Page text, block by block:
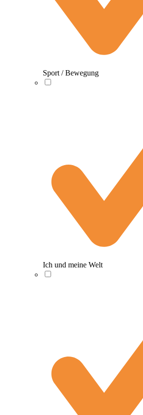
Sport / Bewegung
Ich und meine Welt